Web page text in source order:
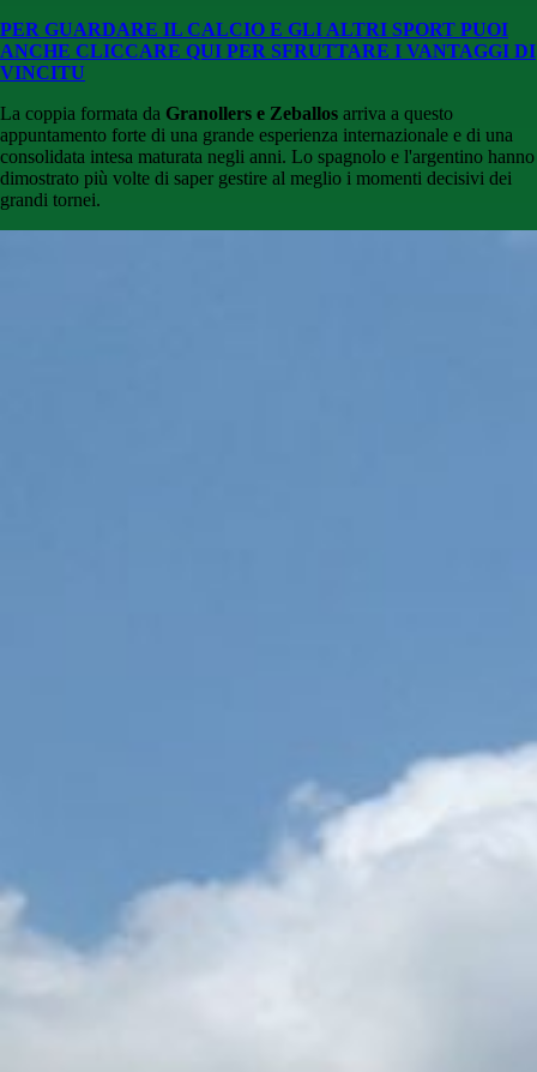
PER GUARDARE IL CALCIO E GLI ALTRI SPORT PUOI
ANCHE CLICCARE QUI PER SFRUTTARE I VANTAGGI DI
VINCITU
La coppia formata da Granollers e Zeballos arriva a questo
appuntamento forte di una grande esperienza internazionale e di una
consolidata intesa maturata negli anni. Lo spagnolo e l'argentino hanno
dimostrato più volte di saper gestire al meglio i momenti decisivi dei
grandi tornei.